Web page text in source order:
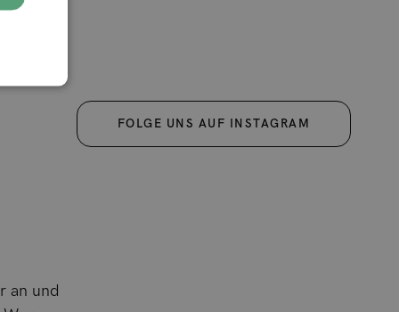
FOLGE UNS AUF INSTAGRAM
an und